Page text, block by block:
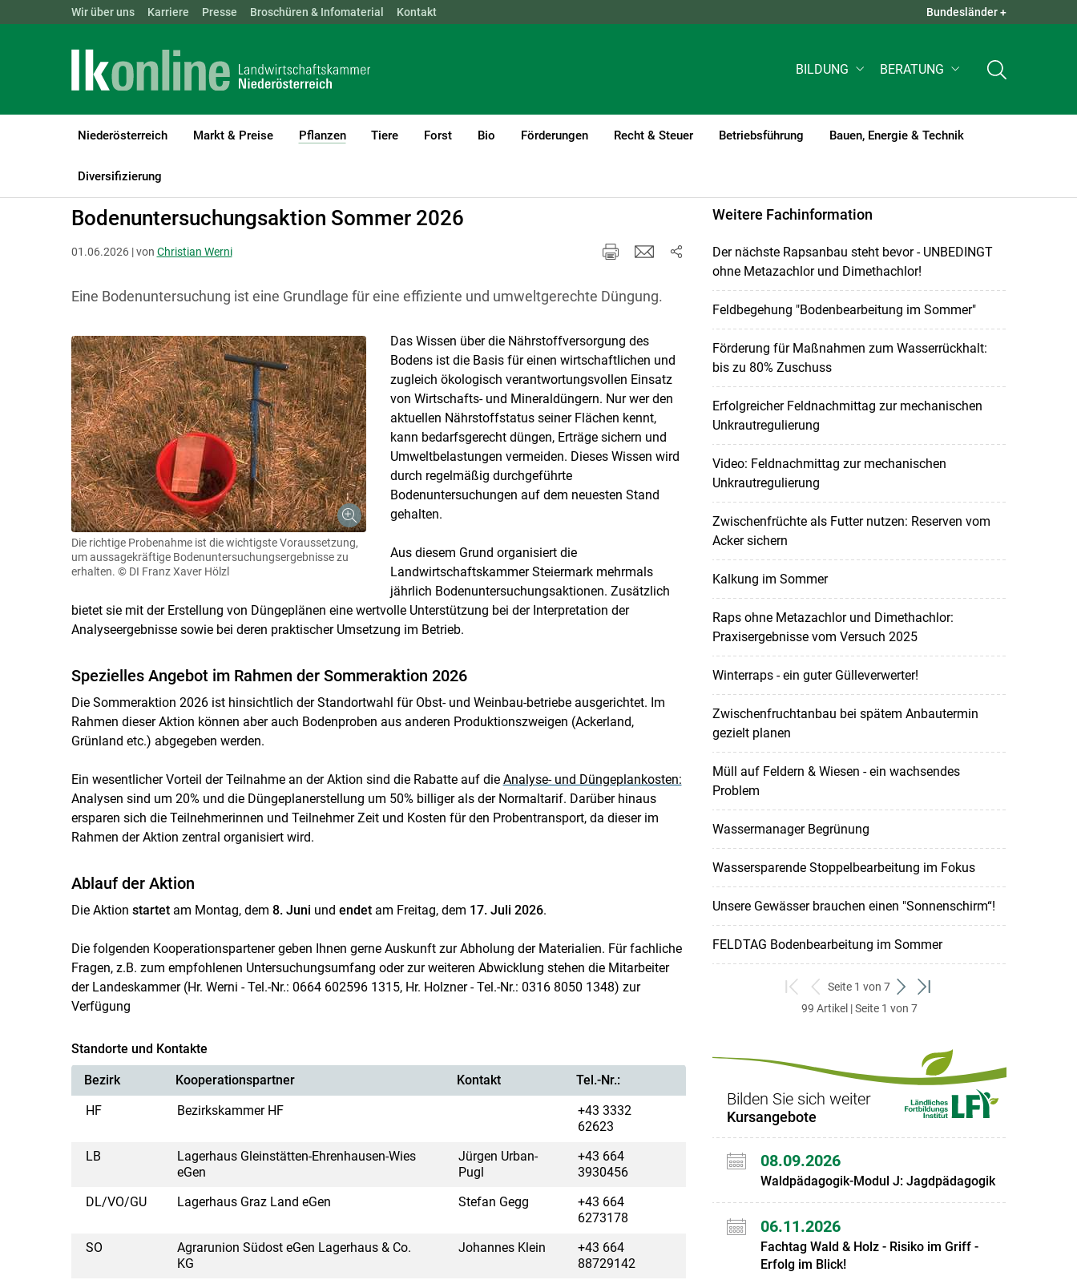
Landwirtschaftskammern: ÖSTERREICH BGLD KTN NÖ OÖ SBG QUICK LINKS +
Wir über uns Karriere Presse Broschüren & Infomaterial Kontakt Bundesländer +
BILDUNG BERATUNG
Niederösterreich Markt & Preise Pflanzen
(current)1
Tiere Forst Bio Förderungen Recht & Steuer Betriebsführung Bauen, Energie & Technik
Diversifizierung
LK Niederösterreich
Bodenuntersuchungsaktion Sommer 2026
01.06.2026 | von Christian Werni
Eine Bodenuntersuchung ist eine Grundlage für eine effiziente und umweltgerechte Düngung.
Die richtige Probenahme ist die wichtigste Voraussetzung,
um aussagekräftige Bodenuntersuchungsergebnisse zu
erhalten. © DI Franz Xaver Hölzl
Das Wissen über die Nährstoffversorgung des
Bodens ist die Basis für einen wirtschaftlichen und
zugleich ökologisch verantwortungsvollen Einsatz
von Wirtschafts- und Mineraldüngern. Nur wer den
aktuellen Nährstoffstatus seiner Flächen kennt,
kann bedarfsgerecht düngen, Erträge sichern und
Umweltbelastungen vermeiden. Dieses Wissen wird
durch regelmäßig durchgeführte
Bodenuntersuchungen auf dem neuesten Stand
gehalten.
Aus diesem Grund organisiert die
Landwirtschaftskammer Steiermark mehrmals
jährlich Bodenuntersuchungsaktionen. Zusätzlich
bietet sie mit der Erstellung von Düngeplänen eine wertvolle Unterstützung bei der Interpretation der
Analyseergebnisse sowie bei deren praktischer Umsetzung im Betrieb.
Spezielles Angebot im Rahmen der Sommeraktion 2026
Die Sommeraktion 2026 ist hinsichtlich der Standortwahl für Obst- und Weinbau-betriebe ausgerichtet. Im
Rahmen dieser Aktion können aber auch Bodenproben aus anderen Produktionszweigen (Ackerland,
Grünland etc.) abgegeben werden.
Ein wesentlicher Vorteil der Teilnahme an der Aktion sind die Rabatte auf die Analyse- und Düngeplankosten:
Analysen sind um 20% und die Düngeplanerstellung um 50% billiger als der Normaltarif. Darüber hinaus
ersparen sich die Teilnehmerinnen und Teilnehmer Zeit und Kosten für den Probentransport, da dieser im
Rahmen der Aktion zentral organisiert wird.
Ablauf der Aktion
Die Aktion startetam Montag, dem 8. Juni und endetam Freitag, dem 17. Juli 2026.
Die folgenden Kooperationspartener geben Ihnen gerne Auskunft zur Abholung der Materialien. Für fachliche
Fragen, z.B. zum empfohlenen Untersuchungsumfang oder zur weiteren Abwicklung stehen die Mitarbeiter
der Landeskammer (Hr. Werni - Tel.-Nr.: 0664 602596 1315, Hr. Holzner - Tel.-Nr.: 0316 8050 1348) zur
Verfügung
Standorte und Kontakte
Bezirk Kooperationspartner Kontakt
Tel.-Nr.:
HF
Bezirkskammer HF
+43 3332
62623
LB
Lagerhaus Gleinstätten-Ehrenhausen-Wies
eGen
Jürgen Urban-
Pugl
+43 664
3930456
DL/VO/GU
Lagerhaus Graz Land eGen Stefan Gegg
+43 664
6273178
SO
Agrarunion Südost eGen Lagerhaus & Co.
KG
Johannes Klein
+43 664
88729142
Weitere Fachinformation
Der nächste Rapsanbau steht bevor - UNBEDINGT
ohne Metazachlor und Dimethachlor!
Feldbegehung "Bodenbearbeitung im Sommer"
Förderung für Maßnahmen zum Wasserrückhalt:
bis zu 80% Zuschuss
Erfolgreicher Feldnachmittag zur mechanischen
Unkrautregulierung
Video: Feldnachmittag zur mechanischen
Unkrautregulierung
Zwischenfrüchte als Futter nutzen: Reserven vom
Acker sichern
Kalkung im Sommer
Raps ohne Metazachlor und Dimethachlor:
Praxisergebnisse vom Versuch 2025
Winterraps - ein guter Gülleverwerter!
Zwischenfruchtanbau bei spätem Anbautermin
gezielt planen
Müll auf Feldern & Wiesen - ein wachsendes
Problem
Wassermanager Begrünung
Wassersparende Stoppelbearbeitung im Fokus
Unsere Gewässer brauchen einen "Sonnenschirm“!
FELDTAG Bodenbearbeitung im Sommer
zum
ersten
zurück
zum
Seite 1 von 7
weiter
zum
zum
99 Artikel | Seite 1 von 7
Bilden Sie sich weiter
Kursangebote
08.09.2026
Waldpädagogik-Modul J: Jagdpädagogik
06.11.2026
Fachtag Wald & Holz - Risiko im Griff -
Erfolg im Blick!